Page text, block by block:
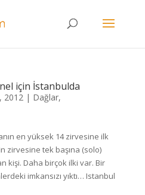
için İstanbulda
2012| Dağlar,
en yüksek 14 zirvesine ilk
zirvesine tek başına (solo)
kişi. Daha birçok ilki var. Bir
imkansızı yıktı… Istanbul